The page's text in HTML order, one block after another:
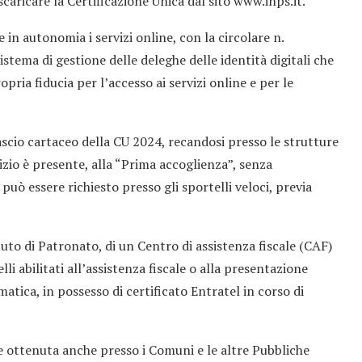
autonomia i servizi online, con la circolare n.
di gestione delle deleghe delle identità digitali che
fiducia per l’accesso ai servizi online e per le
cartaceo della CU 2024, recandosi presso le strutture
è presente, alla “Prima accoglienza”, senza
essere richiesto presso gli sportelli veloci, previa
di Patronato, di un Centro di assistenza fiscale (CAF)
abilitati all’assistenza fiscale o alla presentazione
in possesso di certificato Entratel in corso di
ottenuta anche presso i Comuni e le altre Pubbliche